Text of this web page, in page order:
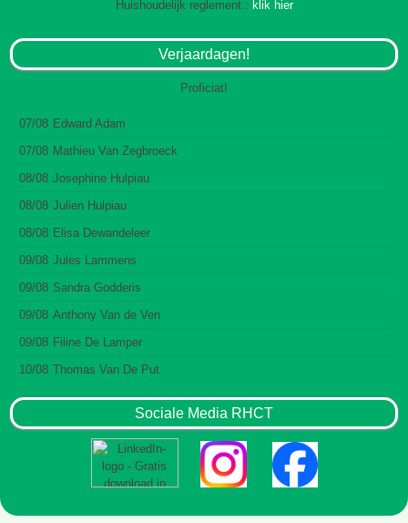
Huishoudelijk reglement.: klik hier
Verjaardagen!
Proficiat!
07/08 Edward Adam
07/08 Mathieu Van Zegbroeck
08/08 Josephine Hulpiau
08/08 Julien Hulpiau
08/08 Elisa Dewandeleer
09/08 Jules Lammens
09/08 Sandra Godderis
09/08 Anthony Van de Ven
09/08 Filine De Lamper
10/08 Thomas Van De Put
Sociale Media RHCT